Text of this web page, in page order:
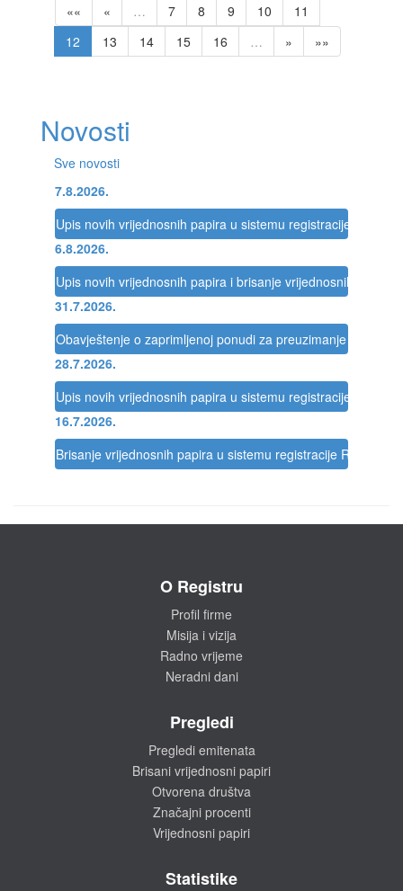
«« « … 7 8 9 10
11
12
13 14 15 16 … » »»
Novosti
Sve novosti
7.8.2026.
Upis novih vrijednosnih papira u sistemu registracije Registra
6.8.2026.
Upis novih vrijednosnih papira i brisanje vrijednosnih papira
31.7.2026.
Obavještenje o zaprimljenoj ponudi za preuzimanje društva
28.7.2026.
Upis novih vrijednosnih papira u sistemu registracije Registra
16.7.2026.
Brisanje vrijednosnih papira u sistemu registracije Registra
O Registru
Profil firme
Misija i vizija
Radno vrijeme
Neradni dani
Pregledi
Pregledi emitenata
Brisani vrijednosni papiri
Otvorena društva
Značajni procenti
Vrijednosni papiri
Statistike